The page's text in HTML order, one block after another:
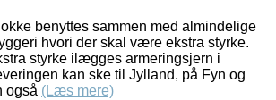
benyttes sammen med almindelige
hvori der skal være ekstra styrke.
styrke ilægges armeringsjern i
kan ske til Jylland, på Fyn og
også (Læs mere)